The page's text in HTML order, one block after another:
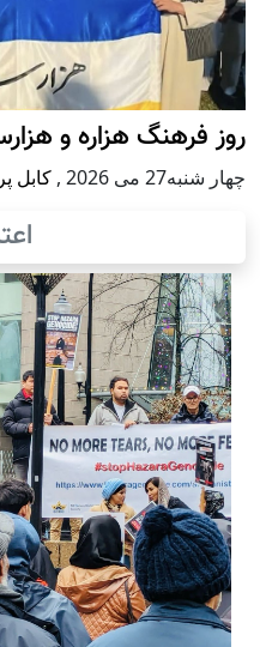
روز فرهنگ هزاره و
چهار شنبه27 می 2026 , کابل